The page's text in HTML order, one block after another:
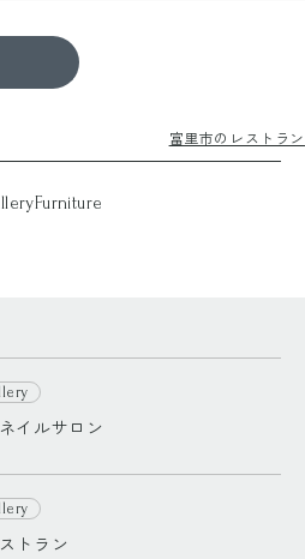
富里市のレストラン
Furniture
イルサロン
トラン